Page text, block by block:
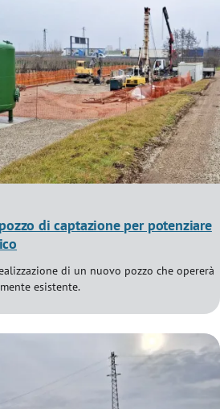
di captazione per potenziare
di un nuovo pozzo che opererà
esistente.